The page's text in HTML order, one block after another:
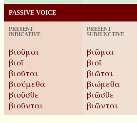
PASSIVE VOICE
PRESENT
INDICATIVE
βιοῦμαι
βιοῖ
βιοῦται
βιούμεθα
βιοῦσθε
βιοῦνται
PRESENT
SUBJUNCTIVE
βιῶμαι
βιοῖ
βιῶται
βιώμεθα
βιῶσθε
βιῶνται